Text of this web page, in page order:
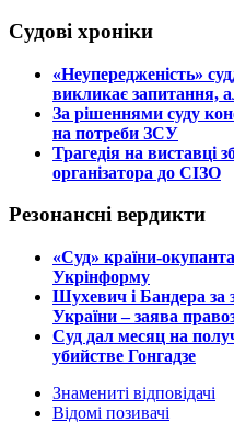
Судові хроніки
​«Неупередженість»
викликає запитання,
​За рішеннями суду
на потреби ЗСУ
​Трагедія на виставці
організатора до СІЗО
Резонансні вердикти
​«Суд» країни-
Укрінформу
Шухевич і Бандера
України – заява
Суд дал месяц на
убийстве Гонгадзе
Знамениті відповідачі
Відомі позивачі